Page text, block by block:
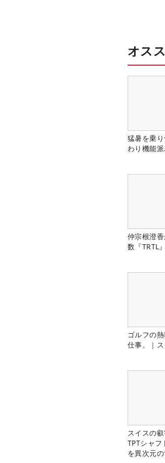
オス
猛暑を乗
わり機能
仲宗根澄
数『TRTL
ゴルフの
仕事。｜
スイスの
TPTシャフ
を異次元